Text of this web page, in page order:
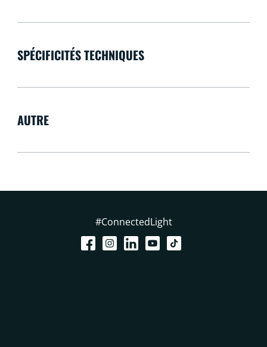
SPÉCIFICITÉS TECHNIQUES
AUTRE
#ConnectedLight